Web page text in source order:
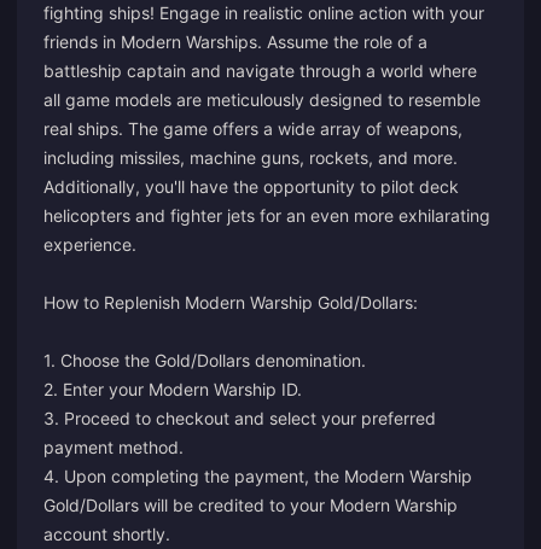
fighting ships! Engage in realistic online action with your
friends in Modern Warships. Assume the role of a
battleship captain and navigate through a world where
all game models are meticulously designed to resemble
real ships. The game offers a wide array of weapons,
including missiles, machine guns, rockets, and more.
Additionally, you'll have the opportunity to pilot deck
helicopters and fighter jets for an even more exhilarating
experience.
How to Replenish Modern Warship Gold/Dollars:
1. Choose the Gold/Dollars denomination.
2. Enter your Modern Warship ID.
3. Proceed to checkout and select your preferred
payment method.
4. Upon completing the payment, the Modern Warship
Gold/Dollars will be credited to your Modern Warship
account shortly.